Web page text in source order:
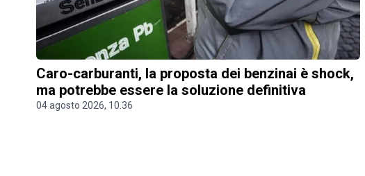
Caro-carburanti, la proposta dei benzinai è shock,
ma potrebbe essere la soluzione definitiva
04 agosto 2026, 10.36